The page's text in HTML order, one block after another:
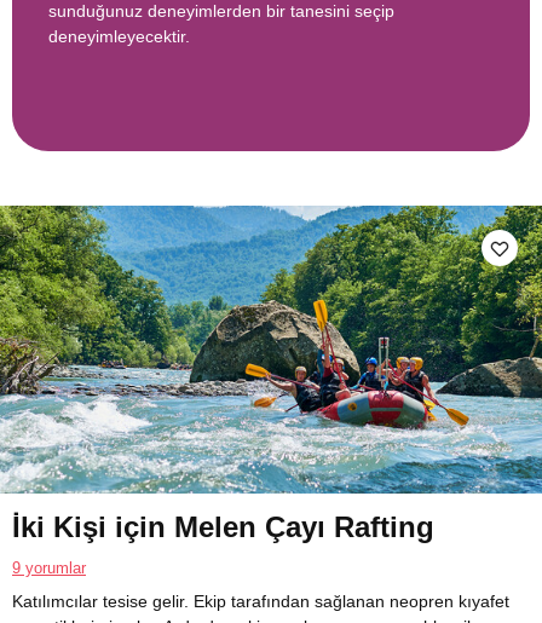
sunduğunuz deneyimlerden bir tanesini seçip
deneyimleyecektir.
İki Kişi için Melen Çayı Rafting
9 yorumlar
Katılımcılar tesise gelir. Ekip tarafından sağlanan neopren kıyafet